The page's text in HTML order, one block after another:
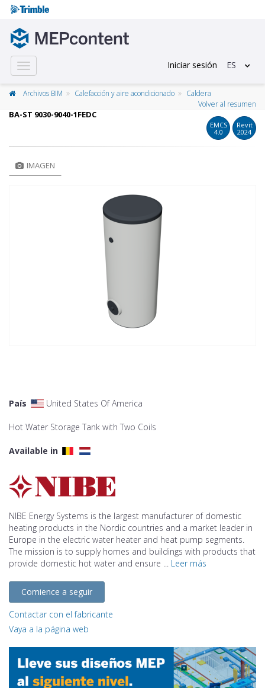
Toggle
navigation
Iniciar sesión ES
Archivos BIM Calefacción y aire acondicionado
Caldera
Volver al resumen
BA-ST 9030-9040-1FEDC
EMCS
4.0
Revit
2024
IMAGEN
País United States Of America
Hot Water Storage Tank with Two Coils
Available in
NIBE Energy Systems is the largest manufacturer of domestic
heating products in the Nordic countries and a market leader in
Europe in the electric water heater and heat pump segments.
The mission is to supply homes and buildings with products that
provide domestic hot water and ensure ... Leer más
Comience a seguir
Contactar con el fabricante
Vaya a la página web